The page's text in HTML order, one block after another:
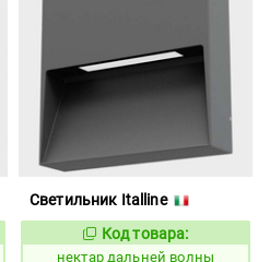
Светильник Italline
Код:
1128012
Код товара:
нектар дальней волны